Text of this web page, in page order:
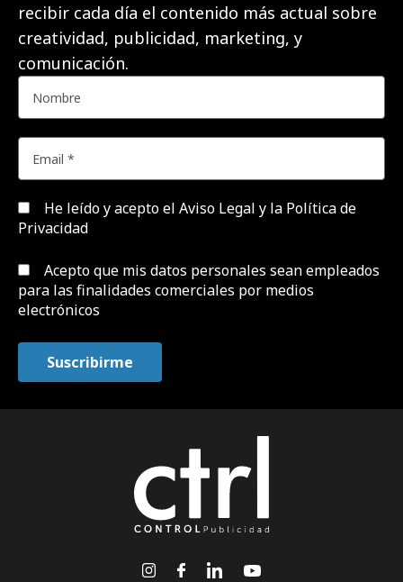
recibir cada día el contenido más actual sobre
creatividad, publicidad, marketing, y
comunicación.
He leído y acepto el Aviso Legal y la Política de
Privacidad
Acepto que mis datos personales sean empleados
para las finalidades comerciales por medios
electrónicos